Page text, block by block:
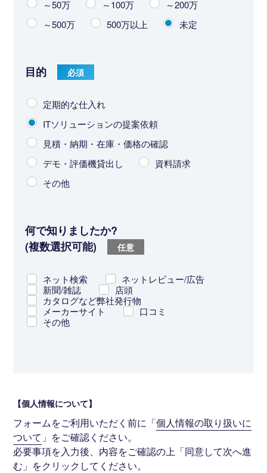
～50万 ～100万
～200万
～500万
500万以上 未定
目的
定期的な仕入れ
ITソリューションの提案依頼
見積・納期・在庫・価格の確認
デモ・評価機貸出し
資料請求
その他
何で知りましたか?
(複数選択可能)
ネット検索
ネットレビュー/広告
新聞/雑誌
店頭
カタログなど弊社発行物
メーカーサイト
口コミ
その他
【個人情報について】
フォームをご利用いただく前に「個人情報の取り扱いに
ついて 」をご確認ください。
必要事項を入力後、内容をご確認の上「同意して次へ進
む」をクリックしてください。